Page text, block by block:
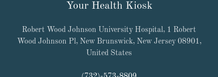
Your Health Kiosk
Robert Wood Johnson University Hospital, 1 Robert
Wood Johnson Pl, New Brunswick, New Jersey 08901,
United States